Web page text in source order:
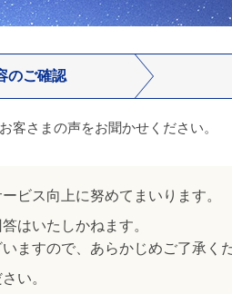
のご確認
客さまの声をお聞かせください。
ビス向上に努めてまいります。
はいたしかねます。
ますので、あらかじめご了承くだ
い。